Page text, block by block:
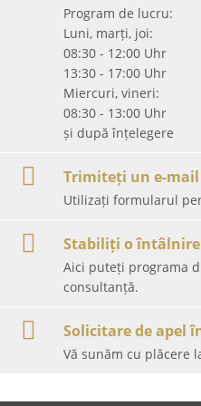
Program de lucru:
Luni, marți, joi:
08:30 - 12:00 Uhr
13:30 - 17:00 Uhr
Miercuri, vineri:
08:30 - 13:00 Uhr
și după înțelegere
Trimiteți un e-mail
Utilizați formularul
Stabiliți o întâlnire
Aici puteți programa
consultanță.
Solicitare de apel
Vă sunăm cu plăcere